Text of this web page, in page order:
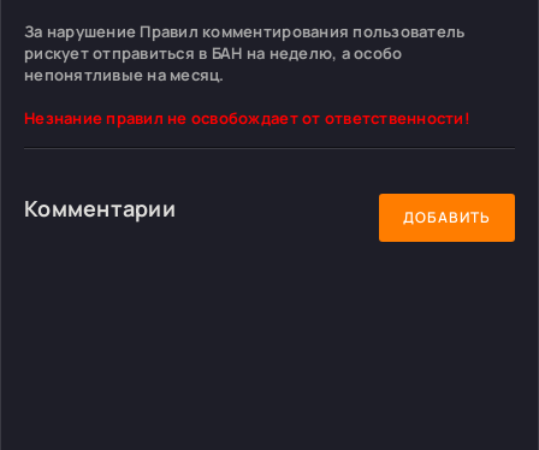
За нарушение Правил комментирования пользователь
рискует отправиться в БАН на неделю, а особо
непонятливые на месяц.
Незнание правил не освобождает от ответственности!
Комментарии ДОБАВИТЬ